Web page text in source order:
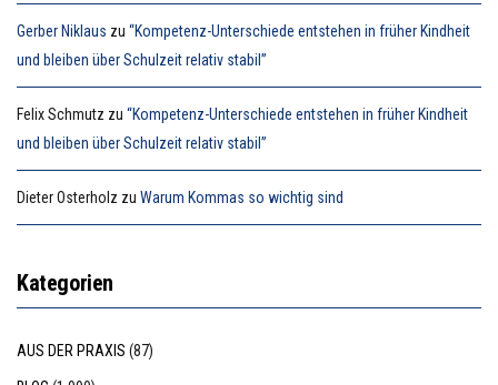
Gerber Niklaus zu “Kompetenz-Unterschiede entstehen in früher Kindheit
und bleiben über Schulzeit relativ stabil”
Felix Schmutz zu “Kompetenz-Unterschiede entstehen in früher Kindheit
und bleiben über Schulzeit relativ stabil”
Dieter Osterholz zu Warum Kommas so wichtig sind
Kategorien
AUS DER PRAXIS (87)